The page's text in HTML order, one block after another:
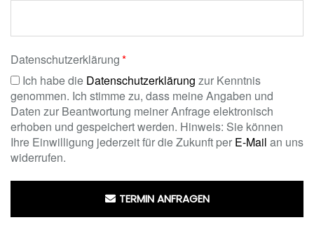
Datenschutzerklärung
Ich habe die Datenschutzerklärung zur Kenntnis
genommen. Ich stimme zu, dass meine Angaben und
Daten zur Beantwortung meiner Anfrage elektronisch
erhoben und gespeichert werden. Hinweis: Sie können
Ihre Einwilligung jederzeit für die Zukunft per E-Mail an uns
widerrufen.
TERMIN ANFRAGEN